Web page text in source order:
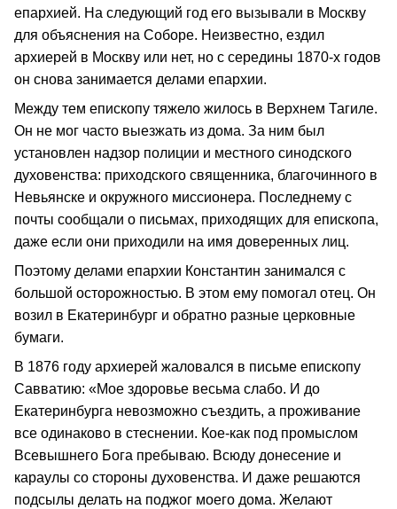
епархией. На следующий год его вызывали в Москву
для объяснения на Соборе. Неизвестно, ездил
архиерей в Москву или нет, но с середины 1870-х годов
он снова занимается делами епархии.
Между тем епископу тяжело жилось в Верхнем Тагиле.
Он не мог часто выезжать из дома. За ним был
установлен надзор полиции и местного синодского
духовенства: приходского священника, благочинного в
Невьянске и окружного миссионера. Последнему с
почты сообщали о письмах, приходящих для епископа,
даже если они приходили на имя доверенных лиц.
Поэтому делами епархии Константин занимался с
большой осторожностью. В этом ему помогал отец. Он
возил в Екатеринбург и обратно разные церковные
бумаги.
В 1876 году архиерей жаловался в письме епископу
Савватию: «Мое здоровье весьма слабо. И до
Екатеринбурга невозможно съездить, а проживание
все одинаково в стеснении. Кое-как под промыслом
Всевышнего Бога пребываю. Всюду донесение и
караулы со стороны духовенства. И даже решаются
подсылы делать на поджог моего дома. Желают